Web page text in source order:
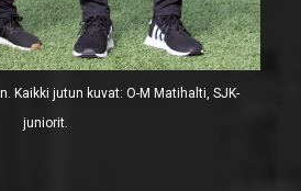
Kaikki jutun kuvat: O-M Matihalti, SJK-
juniorit.